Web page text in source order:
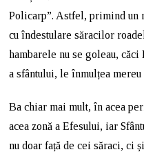
Policarp”. Astfel, primind un
cu îndestulare săracilor
hambarele nu se goleau,
a sfântului, le înmulțea mereu
Ba chiar mai mult, în acea
acea zonă a Efesului, iar
nu doar față de cei săraci, ci